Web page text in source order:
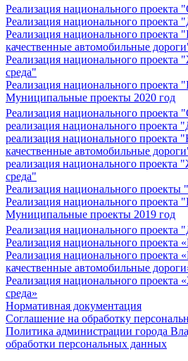
Реализация национального проекта
Реализация национального проекта
Реализация национального проекта
качественные автомобильные
Реализация национального проекта
среда"
Реализация национального проекта
Муниципальные проекты 2020 год
Реализация национального проекта
реализация национального проекта
реализация национального проекта
качественные автомобильные
реализация национального проекта
среда"
Реализация национального проекты
Реализация национального проекта
Муниципальные проекты 2019 год
Реализация национального проекта
Реализация национального проекта
Реализация национального проекта
качественные автомобильные
Реализация национального проекта
среда»
Нормативная документация
Соглашение на обработку
Политика администрации города
обработки персональных данных